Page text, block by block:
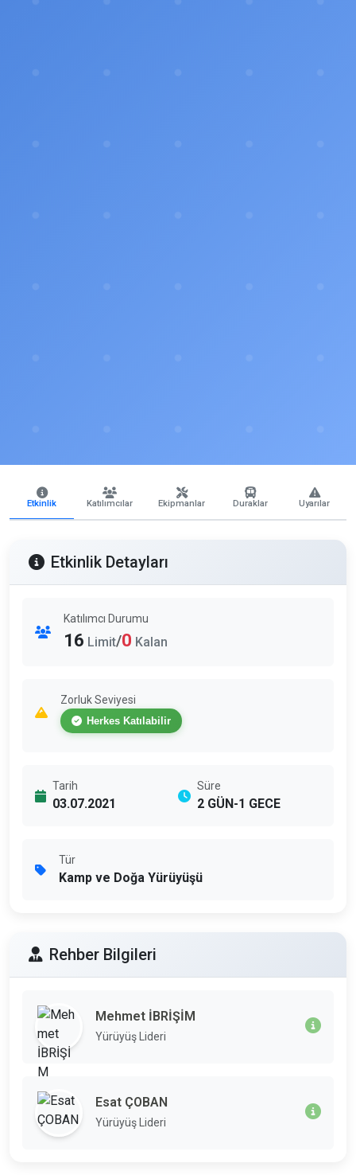
Etkinlik Katılımcılar Ekipmanlar Duraklar Uyarılar
Etkinlik Detayları
Katılımcı Durumu
16 Limit/0 Kalan
Zorluk Seviyesi
Herkes Katılabilir
Tarih
03.07.2021
Süre
2 GÜN-1 GECE
Tür
Kamp ve Doğa Yürüyüşü
Rehber Bilgileri
Mehmet İBRİŞİM
Yürüyüş Lideri
Esat ÇOBAN
Yürüyüş Lideri